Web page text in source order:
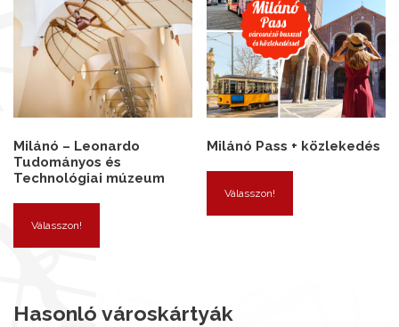
Milánó – Leonardo
Tudományos és
Technológiai múzeum
Válasszon!
Milánó Pass + közlekedés
Válasszon!
Hasonló városkártyák